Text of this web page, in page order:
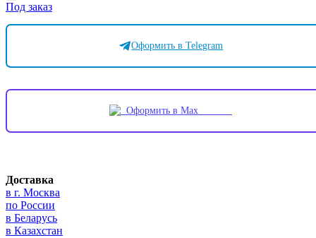
Под заказ
Оформить в Telegram
Оформить в Max
Доставка
в г. Москва
по России
в Беларусь
в Казахстан